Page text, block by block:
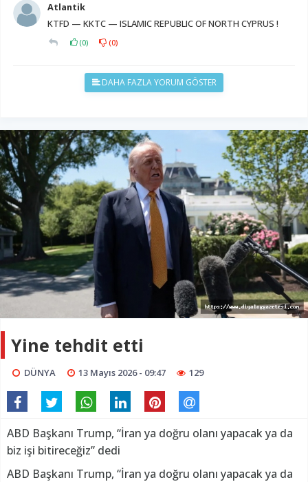
Atlantik
KTFD — KKTC — ISLAMIC REPUBLIC OF NORTH CYPRUS !
(0) (0)
DAHA FAZLA YORUM GÖSTER
Yine tehdit etti
DÜNYA 13 Mayıs 2026 - 09:47 129
ABD Başkanı Trump, “İran ya doğru olanı yapacak ya da
biz işi bitireceğiz” dedi
ABD Başkanı Trump, “İran ya doğru olanı yapacak ya da